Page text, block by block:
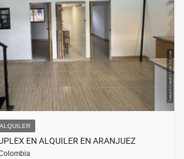
ALQUILER
EN ALQUILER EN ARANJUEZ